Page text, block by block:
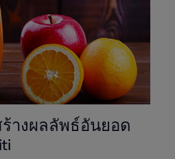
างผลลัพธ์อันยอด